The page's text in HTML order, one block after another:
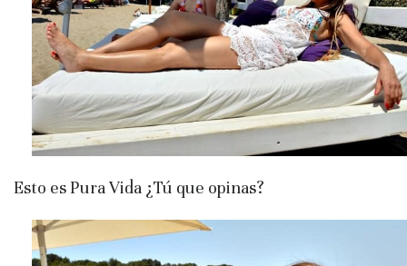
Esto es Pura Vida ¿Tú que opinas?